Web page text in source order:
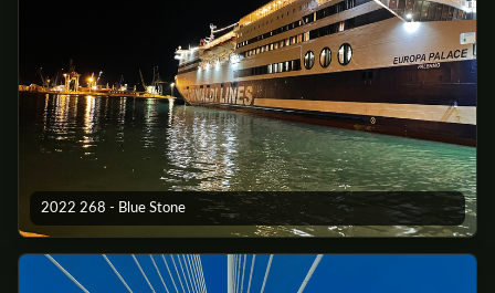
2022 268 - Blue Stone